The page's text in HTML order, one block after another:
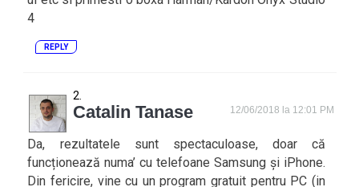
4
REPLY
Catalin Tanase 12/06/2018 la 12:01 PM
Da, rezultatele sunt spectaculoase, doar că
funcționează numa’ cu telefoane Samsung și iPhone.
Din fericire, vine cu un program gratuit pentru PC (in